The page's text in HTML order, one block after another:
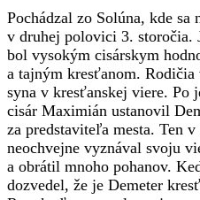
Pochádzal zo Solúna, kde sa
v druhej polovici 3. storočia.
bol vysokým cisárskym
a tajným kresťanom. Rodičia
syna v kresťanskej viere. Po
cisár Maximián ustanovil
za predstaviteľa mesta. Ten v
neochvejne vyznával svoju
a obrátil mnoho pohanov.
dozvedel, že je Demeter